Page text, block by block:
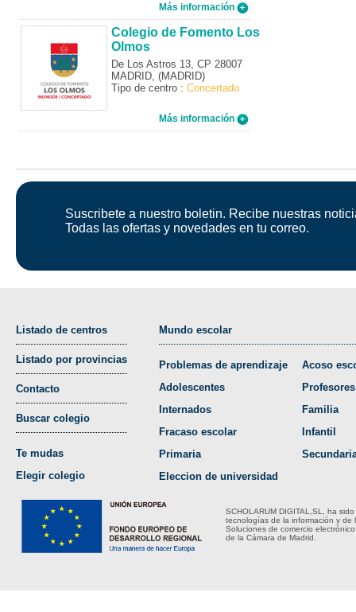
Más información
Colegio de Fomento Los
Olmos
De Los Astros 13, CP 28007
MADRID, (MADRID)
Tipo de centro : Concertado
Más información
Suscribete a nuestro boletin. Recibe nuestras
Todas las ofertas y novedades en tu correo.
Listado de centros
Listado por provincias
Contacto
Buscar colegio
Te mudas
Elegir colegio
Mundo escolar
Problemas de aprendizaje
Adolescentes
Internados
Fracaso escolar
Primaria
Eleccion de universidad
Acoso
Profesores
Familia
Infantil
SCHOLARUM DIGITAL,SL, ha
tecnologías de la información y de
Soluciones de comercio
de la Cámara de Madrid.